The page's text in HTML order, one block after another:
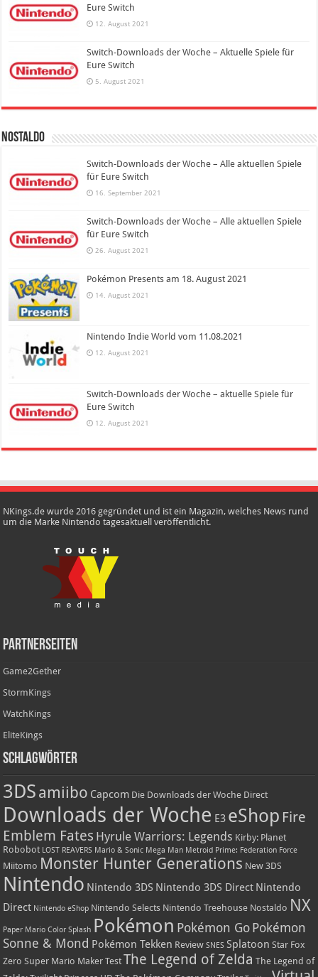
Eure Switch
12. August 2021
Switch-Downloads der Woche – Aktuelle Spiele für
Eure Switch
5. August 2021
Nostaldo
Switch-Downloads der Woche – Alle aktuellen Spiele
für Eure Switch
16. September 2021
Switch-Downloads der Woche – Alle aktuellen Spiele
für Eure Switch
26. August 2021
Pokémon Presents am 18. August 2021
14. August 2021
Nintendo Indie World vom 11.08.2021
12. August 2021
Switch-Downloads der Woche – aktuelle Spiele für
Eure Switch
12. August 2021
NKings.de wurde 2016 gegründet und ist ein Magazin, welches News rund
um die Marke Nintendo tagesaktuell veröffentlicht.
Partnerseiten
Game2Gether
StormKings
WatchKings
EliteKings
Schlagwörter
3DS amiibo Capcom Die Downloads der Woche Direct
Downloads der Woche E3 eShop Fire
Emblem Fates Hyrule Warriors: Legends Kirby: Planet
Robobot LOST REAVERS Mario & Sonic Mega Man Metroid Prime: Federation Force
Miitomo Monster Hunter Generations New 3DS
Nintendo Nintendo 3DS Nintendo 3DS Direct Nintendo
Direct Nintendo eShop Nintendo Selects Nintendo Treehouse Nostaldo NX
Paper Mario Color Splash Pokémon Pokémon Go Pokémon
Sonne & Mond Pokémon Tekken Review SNES Splatoon Star Fox
Zero Super Mario Maker Test The Legend of Zelda The Legend of